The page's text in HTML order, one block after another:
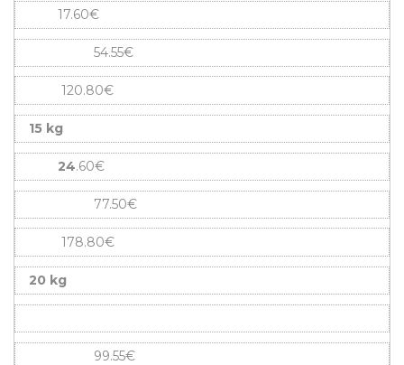
17.60€
54.55€
120.80€
15 kg
24.60€
77.50€
178.80€
20 kg
99.55€